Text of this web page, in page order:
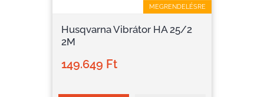
MEGRENDELÉSRE
Husqvarna Vibrátor HA 25/2
2M
149.649 Ft